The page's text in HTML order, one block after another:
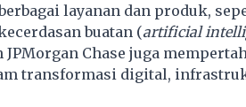
layanan dan produk,
buatan (artificial
JPMorgan Chase juga
transformasi digital,